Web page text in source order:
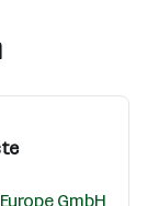
GmbH